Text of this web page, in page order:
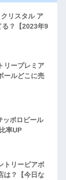
リスタル ア
？【2023年9
リープレミア
ールどこに売
ッポロビール
率UP
トリービアボ
は？【今日な